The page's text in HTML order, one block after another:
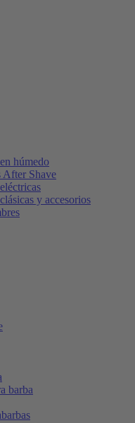
húmedo
After Shave
y accesorios
barba